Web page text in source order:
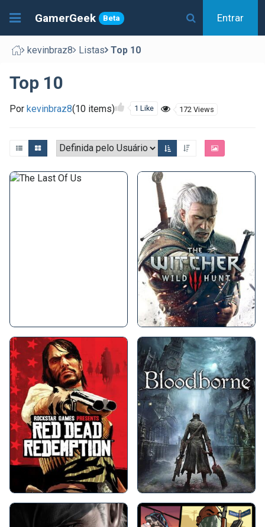
GamerGeek Beta Entrar
kevinbraz8 Listas Top 10
Top 10
Por kevinbraz8(10 items) 1 Like 172 Views